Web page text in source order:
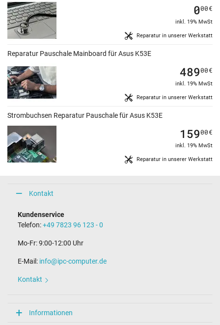
Reparatur in unserer Werkstatt
000€
inkl. 19% MwSt
Reparatur Pauschale Mainboard für Asus K53E
Reparatur in unserer Werkstatt
48900€
inkl. 19% MwSt
Strombuchsen Reparatur Pauschale für Asus K53E
Reparatur in unserer Werkstatt
15900€
inkl. 19% MwSt
Kontakt
Kundenservice
Telefon:+49 7823 96 123 - 0
Mo-Fr: 9:00-12:00 Uhr
E-Mail: info@ipc-computer.de
Kontakt
Informationen